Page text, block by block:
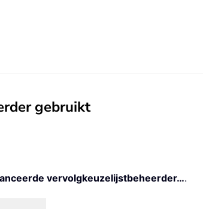
gebruikt
vervolgkeuzelijstbeheerder….